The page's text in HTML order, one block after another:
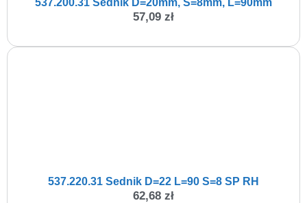
57,09 zł
537.220.31 Sednik D=22 L=90 S=8 SP RH
62,68 zł